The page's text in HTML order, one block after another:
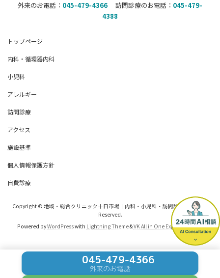
045-479-4366
外来のお電話
外来のお電話： 045-479-4366 訪問診療のお電話： 045-479-
4388
トップページ
内科・循環器内科
小児科
アレルギー
訪問診療
アクセス
施設基準
個人情報保護方針
自費診療
Copyright © 地域・総合クリニック十日市場｜内科・小児科・訪問診療 All Rights
Reserved.
Powered byWordPresswith Lightning Theme&VK All in One Expansion Unit